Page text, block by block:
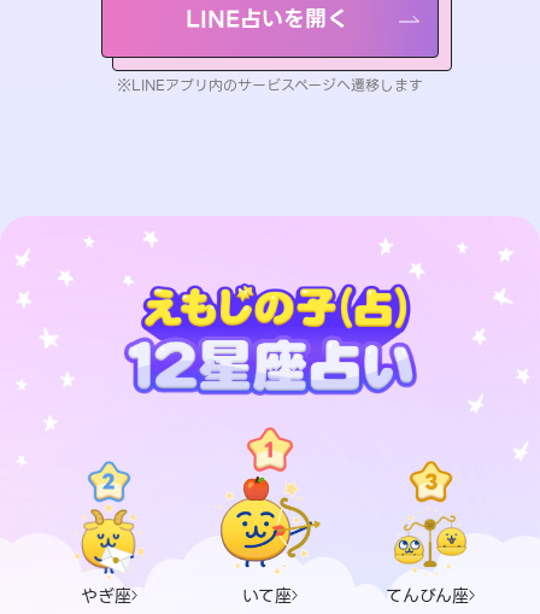
LINE占いを開く
※LINEアプリ内のサービスページへ遷移します
やぎ座 いて座 てんびん座